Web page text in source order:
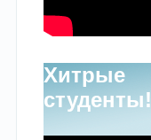
Хитрые
студенты!